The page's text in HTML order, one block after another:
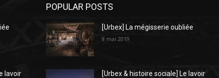
lavoir
POPULAR POSTS
[Urbex] La mégisserie oubliée
8 mai 2019
[Urbex & histoire sociale] Le lavoir